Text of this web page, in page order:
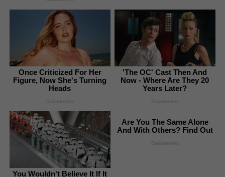
Once Criticized For Her
Figure, Now She's Turning
Heads
Brainberries
'The OC' Cast Then And
Now - Where Are They 20
Years Later?
Brainberries
You Wouldn't Believe It If It
Are You The Same Alone
And With Others? Find Out
Brainberries